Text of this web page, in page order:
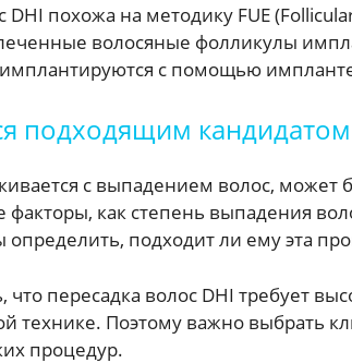
DHI похожа на методику FUE
волосяные фолликулы
с помощью
подходящим
с выпадением волос,
факторы, как степень выпадения
определить, подходит ли ему эта
что пересадка волос DHI требует
технике. Поэтому важно выбрать
процедур.